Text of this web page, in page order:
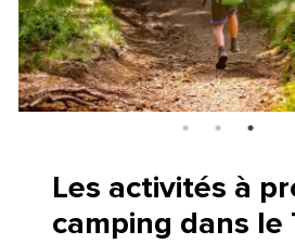
Les activités à
camping dans le